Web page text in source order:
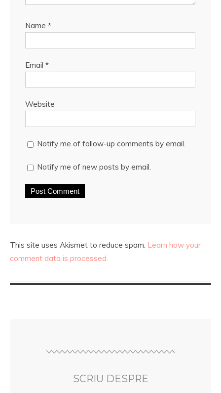
Name *
Email *
Website
Notify me of follow-up comments by email.
Notify me of new posts by email.
This site uses Akismet to reduce spam. Learn how your
comment data is processed.
SCRIU DESPRE